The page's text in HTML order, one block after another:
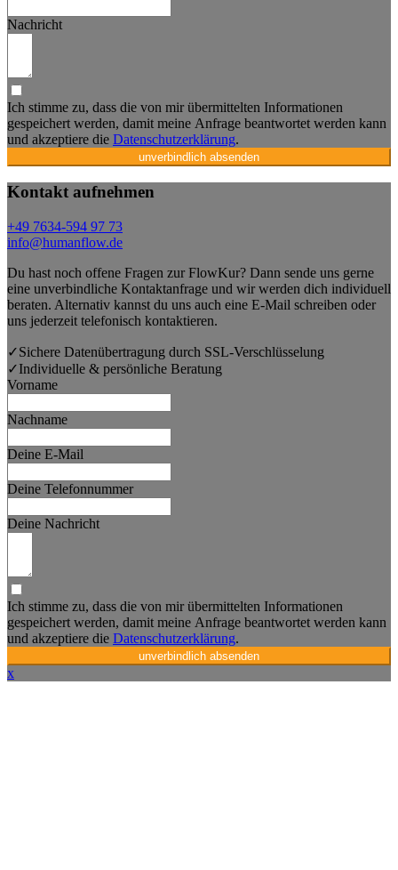
Nachricht
Ich stimme zu, dass die von mir übermittelten Informationen
gespeichert werden, damit meine Anfrage beantwortet werden kann
und akzeptiere die Datenschutzerklärung.
unverbindlich absenden
Kontakt aufnehmen
+49 7634-594 97 73
info@humanflow.de
Du hast noch offene Fragen zur FlowKur? Dann sende uns gerne
eine unverbindliche Kontaktanfrage und wir werden dich individuell
beraten. Alternativ kannst du uns auch eine E-Mail schreiben oder
uns jederzeit telefonisch kontaktieren.
✓Sichere Datenübertragung durch SSL-Verschlüsselung
✓Individuelle & persönliche Beratung
Vorname
Nachname
Deine E-Mail
Deine Telefonnummer
Deine Nachricht
Ich stimme zu, dass die von mir übermittelten Informationen
gespeichert werden, damit meine Anfrage beantwortet werden kann
und akzeptiere die Datenschutzerklärung.
unverbindlich absenden
x